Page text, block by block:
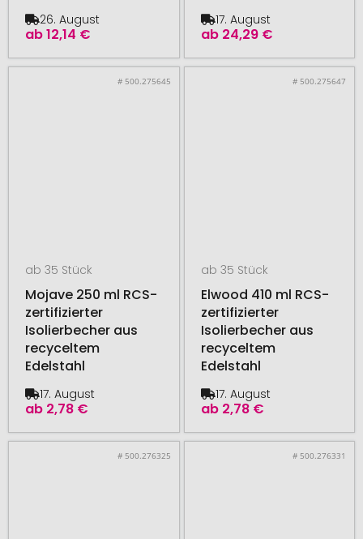
ab12,14 €
26. August
ab 24,29 €
17. August
# 500.275645
ab 35 Stück
Mojave 250 ml RCS-
zertifizierter
Isolierbecher aus
recyceltem
Edelstahl
ab 2,78 €
17. August
# 500.275647
ab 35 Stück
Elwood 410 ml RCS-
zertifizierter
Isolierbecher aus
recyceltem
Edelstahl
ab 2,78 €
17. August
# 500.276325 # 500.276331